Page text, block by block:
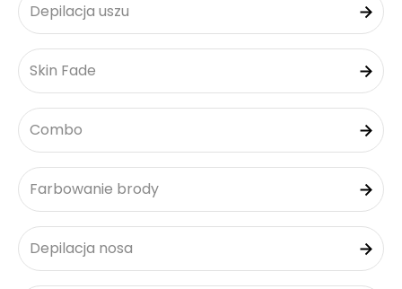
Depilacja uszu
Skin Fade
Combo
Farbowanie brody
Depilacja nosa